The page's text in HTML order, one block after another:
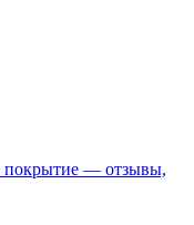
покрытие — отзывы,